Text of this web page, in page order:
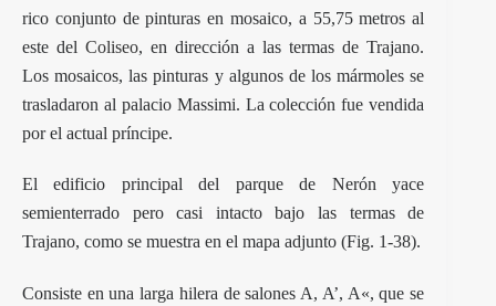
rico conjunto de pinturas en mosaico, a 55,75 metros al
este delColiseo, en dirección a las termas de Trajano.
Los mosaicos, las pinturas y algunos de los mármoles se
trasladaron al palacio Massimi. La colección fue vendida
por el actual príncipe.
El edificio principal del parque de Nerón yace
semienterrado pero casi intacto bajo las termas de
Trajano, como se muestra en el mapa adjunto (Fig. 1-38).
Consiste en una larga hilera de salones A, A’, A«, que se